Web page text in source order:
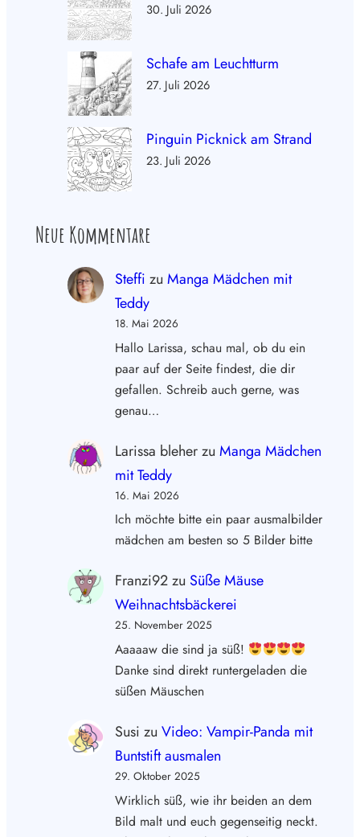
30. Juli 2026
Schafe am Leuchtturm
27. Juli 2026
Pinguin Picknick am Strand
23. Juli 2026
Neue Kommentare
Steffi zu Manga Mädchen mit
Teddy
18. Mai 2026
Hallo Larissa, schau mal, ob du ein
paar auf der Seite findest, die dir
gefallen. Schreib auch gerne, was
genau…
Larissa bleherzu Manga Mädchen
mit Teddy
16. Mai 2026
Ich möchte bitte ein paar ausmalbilder
mädchen am besten so 5 Bilder bitte
Franzi92zu Süße Mäuse
Weihnachtsbäckerei
25. November 2025
Aaaaaw die sind ja süß!
Danke sind direkt runtergeladen die
süßen Mäuschen
Susi zu Video: Vampir-Panda mit
Buntstift ausmalen
29. Oktober 2025
Wirklich süß, wie ihr beiden an dem
Bild malt und euch gegenseitig neckt.